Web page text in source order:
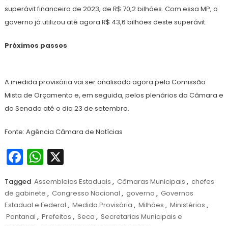
superávit financeiro de 2023, de R$ 70,2 bilhões. Com essa MP, o
governo já utilizou até agora R$ 43,6 bilhões deste superávit.
Próximos passos
A medida provisória vai ser analisada agora pela Comissão
Mista de Orçamento e, em seguida, pelos plenários da Câmara e
do Senado até o dia 23 de setembro.
Fonte: Agência Câmara de Notícias
Facebook
WhatsApp
X
Tagged Assembleias Estaduais , Câmaras Municipais , chefes
de gabinete , Congresso Nacional , governo , Governos
Estadual e Federal , Medida Provisória , Milhões , Ministérios ,
Pantanal , Prefeitos , Seca , Secretarias Municipais e